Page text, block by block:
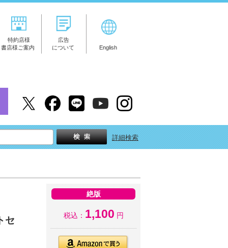
特約店様
書店様ご案内
広告
について
English
詳細検索
セ
絶版
税込： 1,100 円